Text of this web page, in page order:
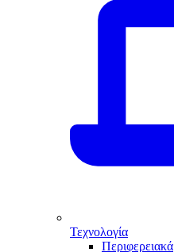
Τεχνολογία
Περιφερειακά